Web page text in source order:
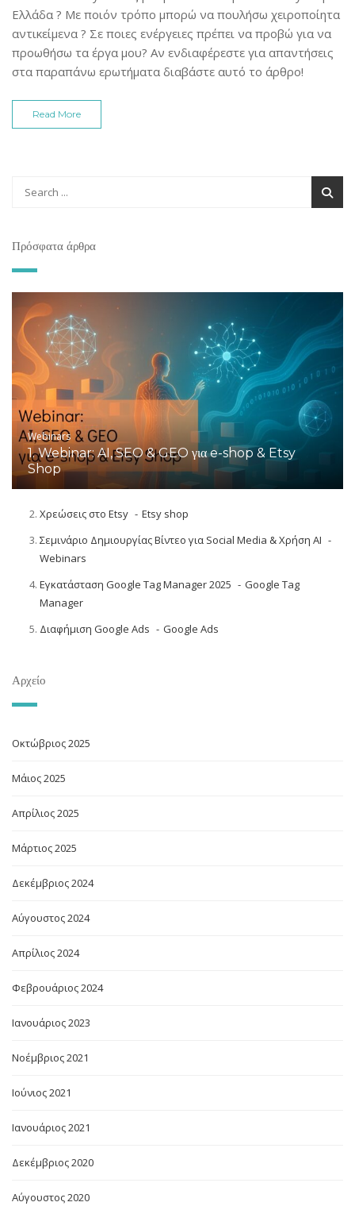
Ελλάδα ? Με ποιόν τρόπο μπορώ να πουλήσω χειροποίητα
αντικείμενα ? Σε ποιες ενέργειες πρέπει να προβώ για να
προωθήσω τα έργα μου? Αν ενδιαφέρεστε για απαντήσεις
στα παραπάνω ερωτήματα διαβάστε αυτό το άρθρο!
Read More
Πρόσφατα άρθρα
Webinars
1. Webinar: AI, SEO & GEO για e-shop & Etsy
Shop
Χρεώσεις στο Etsy
Etsy shop
Σεμινάριο Δημιουργίας Βίντεο για Social Media & Χρήση AI
Webinars
Εγκατάσταση Google Tag Manager 2025
Google Tag
Manager
Διαφήμιση Google Ads
Google Ads
Αρχείο
Οκτώβριος 2025
Μάιος 2025
Απρίλιος 2025
Μάρτιος 2025
Δεκέμβριος 2024
Αύγουστος 2024
Απρίλιος 2024
Φεβρουάριος 2024
Ιανουάριος 2023
Νοέμβριος 2021
Ιούνιος 2021
Ιανουάριος 2021
Δεκέμβριος 2020
Αύγουστος 2020